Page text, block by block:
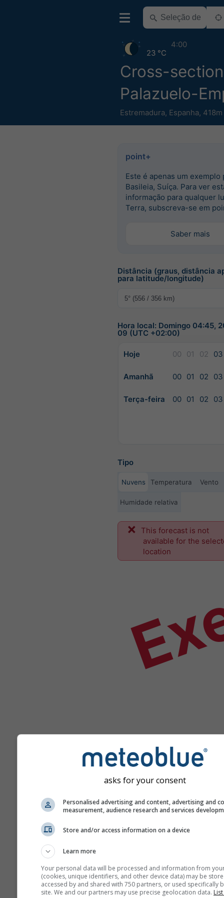
Cross-section
Palazuelo-
Estremadura, Espanha,
23 °C
4:00
point+
Este é apenas um exemplo
Basileia, Suíça. Para ver
informação para qualquer
Terra, subscreva-se em
Saber mais
Distância (graus, distância
para latitude/longitude)
Hora local: Domingo 04:45,
09 (UTC +02:00)
Hoje 00 01 02 03
Amanhã 00 01 02 03
Terça-feira 00 01 02 03
Tipo
Nuvens Temperatura Vento
Humidade relativa
This forecast is not
available for the
location
Ajuda
Mais dados meteorológicos
asks for your consent
Personalised advertising and content, advertising and
measurement, audience research and services
Store and/or access information on a device
Learn more
Your personal data will be processed and information from
(cookies, unique identifiers, and other device data) may be
accessed by and shared with 750 partners, or used specifically
site. We and our partners may use precise geolocation data.